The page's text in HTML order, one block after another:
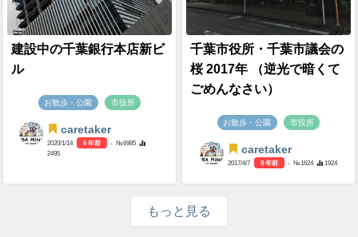
建設中の千葉銀行本店新ビ
ル
お散歩・公園 市役所
caretaker
2020/1/14 6 年前
- №6985
2495
千葉市役所・千葉市議会の
桜 2017年 （逆光で暗くて
ごめんなさい）
お散歩・公園 市役所
caretaker
2017/4/7 9 年前 - №1624 1924
もっと見る